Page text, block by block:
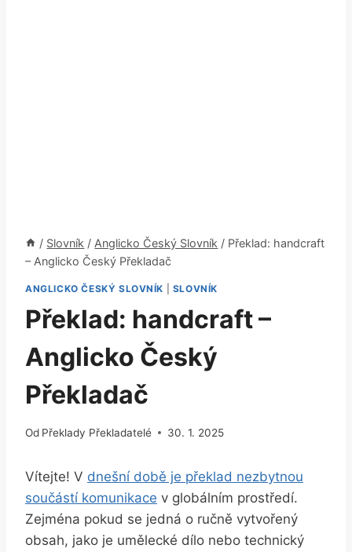
/ Slovník / Anglicko Český Slovník / Překlad: handcraft
– Anglicko Český Překladač
ANGLICKO ČESKÝ SLOVNÍK SLOVNÍK
Překlad: handcraft –
Anglicko Český
Překladač
Od Překlady Překladatelé 30. 1. 2025
Vítejte! V dnešní době je překlad nezbytnou
součástí komunikace v globálním prostředí.
Zejména pokud se jedná o ručně vytvořený
obsah, jako je umělecké dílo nebo technický